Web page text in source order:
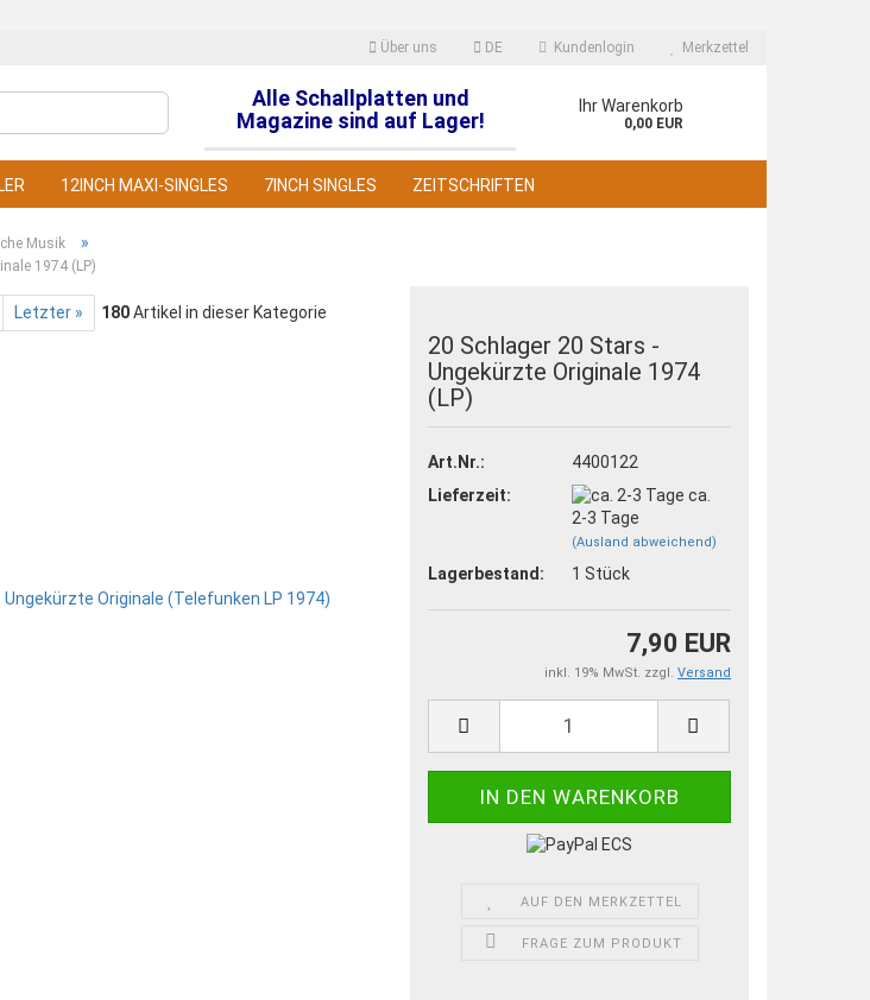
Über uns DE
Sprache auswählen
Kundenlogin
Passwort vergessen?
Merkzettel
Alle Schallplatten und
Magazine sind auf Lager!
Ihr Warenkorb
0,00 EUR
12INCH MAXI-SINGLES 7INCH SINGLES ZEITSCHRIFTEN
Musik »
1974 (LP)
Letzter » 180Artikel in dieser Kategorie
20 Schlager 20 Stars -
Ungekürzte Originale 1974
(LP)
Art.Nr.:
4400122
Lieferzeit:
ca.
2-3 Tage
(Ausland abweichend)
Lagerbestand: 1Stück
7,90 EUR
inkl. 19% MwSt. zzgl. Versand
AUF DEN MERKZETTEL
FRAGE ZUM PRODUKT